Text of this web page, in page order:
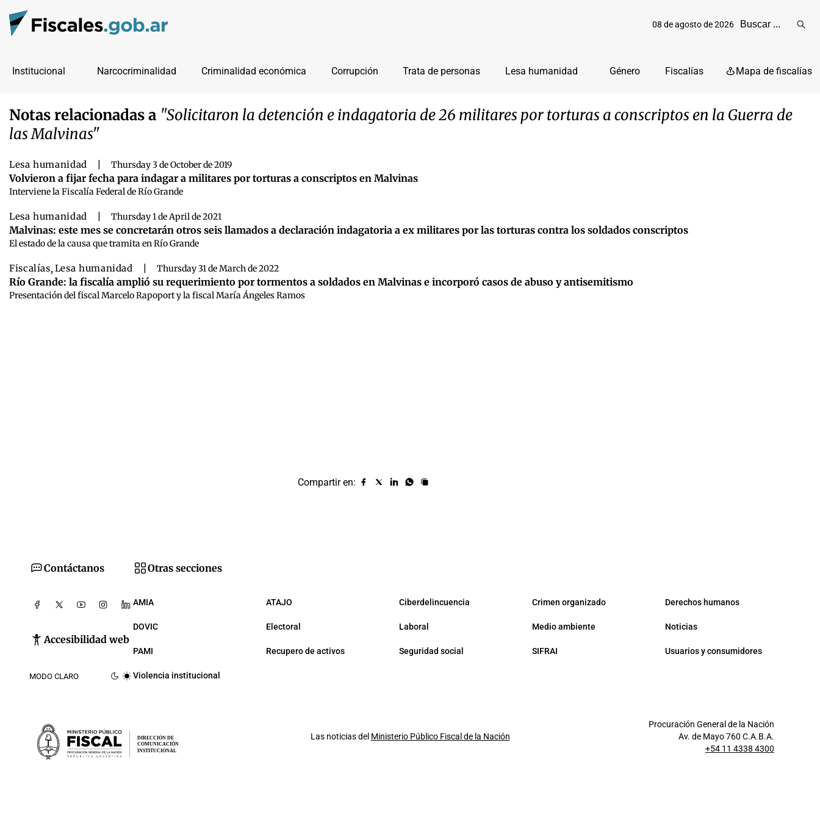
08 de agosto de 2026
Institucional Narcocriminalidad Criminalidad económica Corrupción Trata de personas Lesa humanidad Género Fiscalías Mapa de fiscalías
Notas relacionadas a "Solicitaron la detención e indagatoria de 26 militares por torturas a conscriptos en la Guerra de
las Malvinas"
Lesa humanidad Thursday 3 de October de 2019
Volvieron a fijar fecha para indagar a militares por torturas a conscriptos en Malvinas
Interviene la Fiscalía Federal de Río Grande
Lesa humanidad Thursday 1 de April de 2021
Malvinas: este mes se concretarán otros seis llamados a declaración indagatoria a ex militares por las torturas contra los soldados conscriptos
El estado de la causa que tramita en Río Grande
Fiscalías, Lesa humanidad Thursday 31 de March de 2022
Río Grande: la fiscalía amplió su requerimiento por tormentos a soldados en Malvinas e incorporó casos de abuso y antisemitismo
Presentación del fiscal Marcelo Rapoport y la fiscal María Ángeles Ramos
Compartir en:
Compartir
Compartir
Compartir
Compartir
Copiar
Contáctanos
Accesibilidad web
MODO CLARO
Otras secciones
AMIA ATAJO Ciberdelincuencia Crimen organizado Derechos humanos
DOVIC Electoral Laboral Medio ambiente Noticias
PAMI Recupero de activos Seguridad social SIFRAI Usuarios y consumidores
Violencia institucional
DIRECCIÓN DE
COMUNICACIÓN
INSTITUCIONAL
Las noticias del Ministerio Público Fiscal de la Nación
Procuración General de la Nación
Av. de Mayo 760 C.A.B.A.
+54 11 4338 4300